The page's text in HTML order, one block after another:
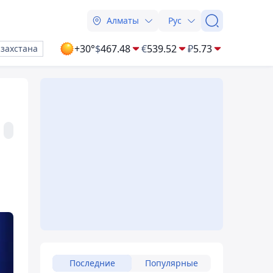
Алматы Рус
+30°$467.48 €539.52 ₽5.73
Последние Популярные